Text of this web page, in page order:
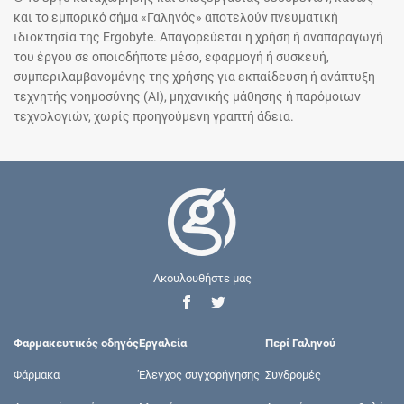
και το εμπορικό σήμα «Γαληνός» αποτελούν πνευματική
ιδιοκτησία της Ergobyte. Απαγορεύεται η χρήση ή αναπαραγωγή
του έργου σε οποιοδήποτε μέσο, εφαρμογή ή συσκευή,
συμπεριλαμβανομένης της χρήσης για εκπαίδευση ή ανάπτυξη
τεχνητής νοημοσύνης (AI), μηχανικής μάθησης ή παρόμοιων
τεχνολογιών, χωρίς προηγούμενη γραπτή άδεια.
Ακουλουθήστε μας
Φαρμακευτικός οδηγός
Φάρμακα
Εργαλεία
Έλεγχος συγχορήγησης
Περί Γαληνού
Συνδρομές